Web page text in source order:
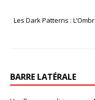
Les Dark Patterns :
BARRE LATÉRALE